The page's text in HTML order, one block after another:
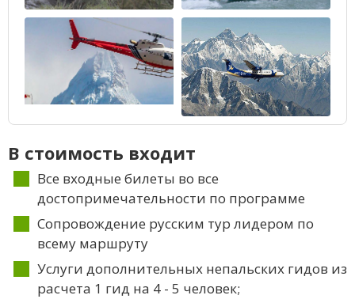
В стоимость входит
Все входные билеты во все
достопримечательности по программе
Сопровождение русским тур лидером по
всему маршруту
Услуги дополнительных непальских гидов из
расчета 1 гид на 4 - 5 человек;